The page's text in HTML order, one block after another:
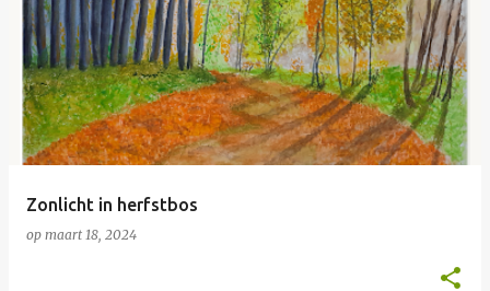
Zonlicht in herfstbos
op maart 18, 2024